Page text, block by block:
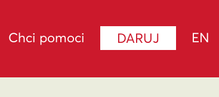
(current)
Chci pomoci DARUJ EN